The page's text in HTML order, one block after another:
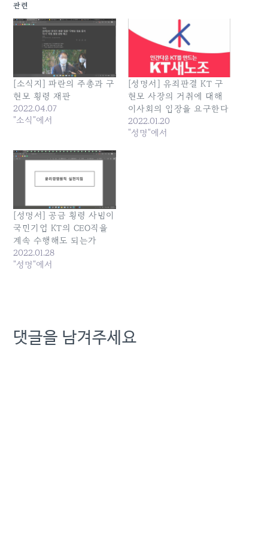
관련
[소식지] 파란의 주총과 구
현모 횡령 재판
2022.04.07
"소식"에서
[성명서] 유죄판결 KT 구
현모 사장의 거취에 대해
이사회의 입장을 요구한다
2022.01.20
"성명"에서
[성명서] 공금 횡령 사범이
국민기업 KT의 CEO직을
계속 수행해도 되는가
2022.01.28
"성명"에서
댓글을 남겨주세요